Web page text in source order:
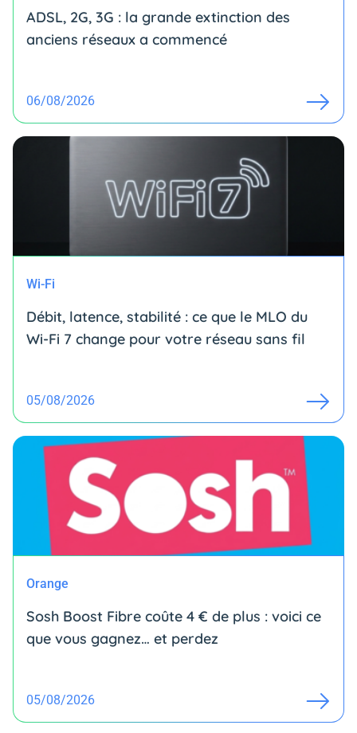
ADSL, 2G, 3G : la grande extinction des
anciens réseaux a commencé
06/08/2026
Wi-Fi
Débit, latence, stabilité : ce que le MLO du
Wi-Fi 7 change pour votre réseau sans fil
05/08/2026
Orange
Sosh Boost Fibre coûte 4 € de plus : voici ce
que vous gagnez… et perdez
05/08/2026